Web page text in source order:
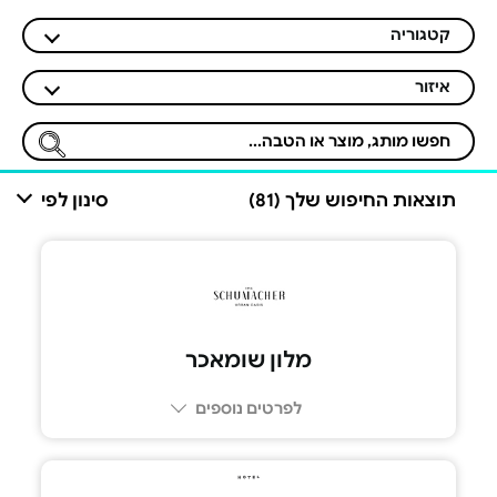
קטגוריה
איזור
תוצאות החיפוש שלך (81) סינון לפי
מלון שומאכר
לפרטים נוספים